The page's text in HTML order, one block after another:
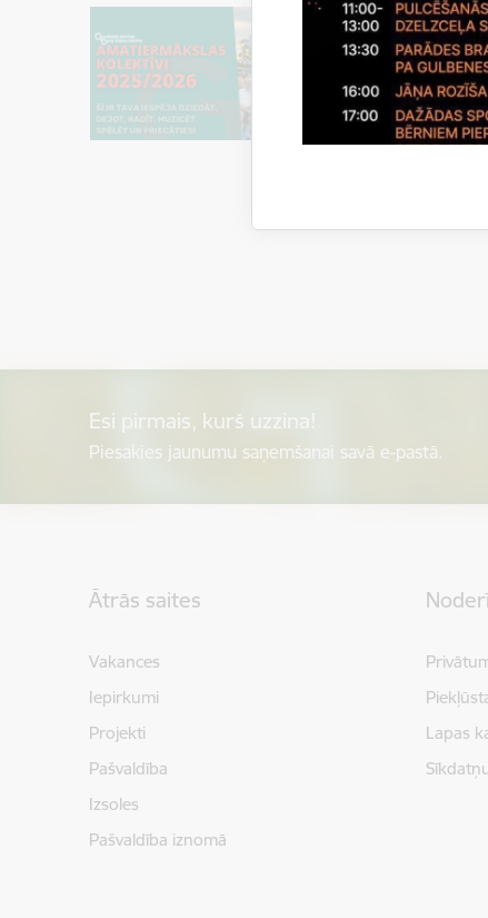
Esi pirmais, kurš uzzina!
Piesakies jaunumu saņemšanai savā e-pastā.
Ātrās saites
Vakances
Iepirkumi
Projekti
Pašvaldība
Izsoles
Pašvaldība iznomā
Lapas